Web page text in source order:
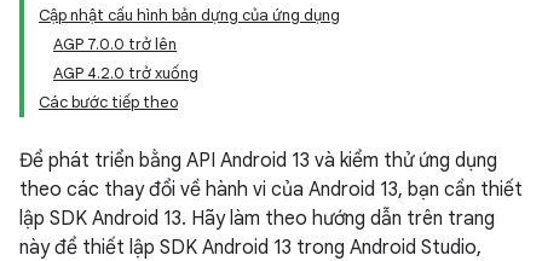
Cập nhật cấu hình bản dựng của ứng dụng
AGP 7.0.0 trở lên
AGP 4.2.0 trở xuống
Các bước tiếp theo
Để phát triển bằng API Android 13 và kiểm thử ứng dụng
theo các thay đổi về hành vi của Android 13, bạn cần thiết
lập SDK Android 13. Hãy làm theo hướng dẫn trên trang
này để thiết lập SDK Android 13 trong Android Studio,